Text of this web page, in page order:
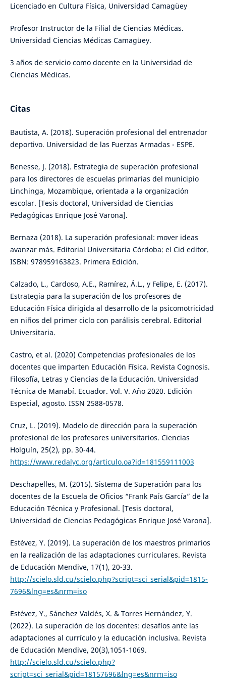
Licenciado en Cultura Física, Universidad Camagüey
Profesor Instructor de la Filial de Ciencias Médicas.
Universidad Ciencias Médicas Camagüey.
3 años de servicio como docente en la Universidad de
Ciencias Médicas.
Citas
Bautista, A. (2018). Superación profesional del entrenador
deportivo. Universidad de las Fuerzas Armadas - ESPE.
Benesse, J. (2018). Estrategia de superación profesional
para los directores de escuelas primarias del municipio
Linchinga, Mozambique, orientada a la organización
escolar. [Tesis doctoral, Universidad de Ciencias
Pedagógicas Enrique José Varona].
Bernaza (2018). La superación profesional: mover ideas
avanzar más. Editorial Universitaria Córdoba: el Cid editor.
ISBN: 978959163823. Primera Edición.
Calzado, L., Cardoso, A.E., Ramírez, Á.L., y Felipe, E. (2017).
Estrategia para la superación de los profesores de
Educación Física dirigida al desarrollo de la psicomotricidad
en niños del primer ciclo con parálisis cerebral. Editorial
Universitaria.
Castro, et al. (2020) Competencias profesionales de los
docentes que imparten Educación Física. Revista Cognosis.
Filosofía, Letras y Ciencias de la Educación. Universidad
Técnica de Manabí. Ecuador. Vol. V. Año 2020. Edición
Especial, agosto. ISSN 2588-0578.
Cruz, L. (2019). Modelo de dirección para la superación
profesional de los profesores universitarios. Ciencias
Holguín, 25(2), pp. 30-44.
https://www.redalyc.org/articulo.oa?id=181559111003
Deschapelles, M. (2015). Sistema de Superación para los
docentes de la Escuela de Oficios “Frank País García” de la
Educación Técnica y Profesional. [Tesis doctoral,
Universidad de Ciencias Pedagógicas Enrique José Varona].
Estévez, Y. (2019). La superación de los maestros primarios
en la realización de las adaptaciones curriculares. Revista
de Educación Mendive, 17(1), 20-33.
http://scielo.sld.cu/scielo.php?script=sci_serial&pid=1815-
7696&lng=es&nrm=iso
Estévez, Y., Sánchez Valdés, X. & Torres Hernández, Y.
(2022). La superación de los docentes: desafíos ante las
adaptaciones al currículo y la educación inclusiva. Revista
de Educación Mendive, 20(3),1051-1069.
http://scielo.sld.cu/scielo.php?
script=sci_serial&pid=18157696&lng=es&nrm=iso